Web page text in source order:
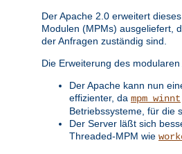
Der Apache 2.0 erweitert
Modulen (MPMs) ausgeliefert,
der Anfragen zuständig sind.
Die Erweiterung des
Der Apache kann nun
effizienter, da mpm_winnt
Betriebssysteme, für die
Der Server läßt sich
Threaded-MPM wie